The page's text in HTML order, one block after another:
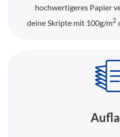
hochwertigeres Papier
deine Skripte mit 100g/m2